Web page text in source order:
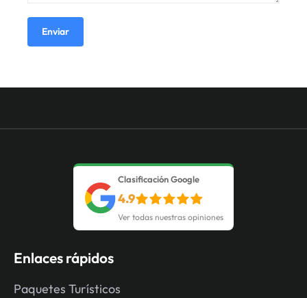
Enviar
Clasificación Google
4.9
Ver todas nuestras opiniones
Enlaces rápidos
Paquetes Turísticos